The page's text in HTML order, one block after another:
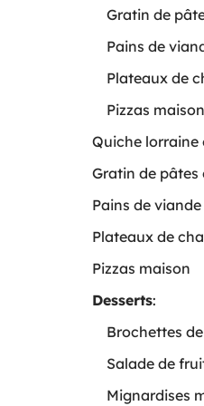
Gratin de
Pains de
Plateaux de
Pizzas maison
Quiche lorraine
Gratin de pâtes
Pains de
Plateaux de
Pizzas maison
Desserts:
Brochettes
Salade de
Mignardises